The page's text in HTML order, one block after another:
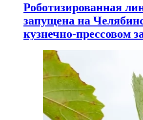
Роботизированная
запущена на
кузнечно-прессовом